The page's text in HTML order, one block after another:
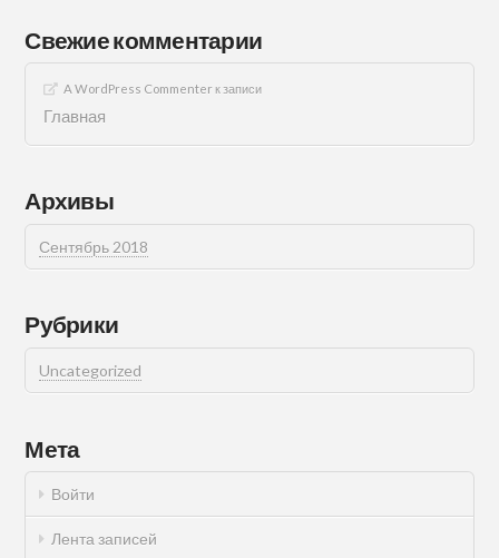
Свежие комментарии
A WordPress Commenterк записи
Главная
Архивы
Сентябрь 2018
Рубрики
Uncategorized
Мета
Войти
Лента записей